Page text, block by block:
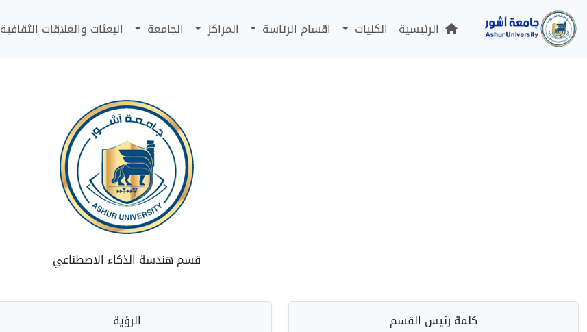
الرئيسية الكليات اقسام الرئاسة المراكز الجامعة البعثات والعلاقات الثقافية
قسم هندسة الذكاء الاصطناعي
كلمة رئيس القسم الرؤية